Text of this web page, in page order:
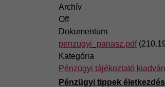
Archív
Off
Dokumentum
penzugyi_panasz.pdf
Kategória
Pénzügyi tájékoztató
Pénzügyi tippek